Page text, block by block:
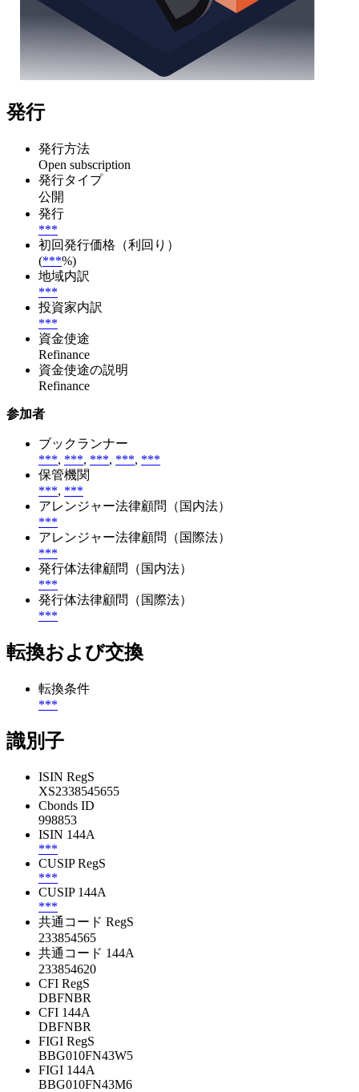
発行
発行方法
Open subscription
発行タイプ
公開
発行
***
初回発行価格（利回り）
(***%)
地域内訳
***
投資家内訳
***
資金使途
Refinance
資金使途の説明
Refinance
参加者
ブックランナー
***, ***, ***, ***, ***
保管機関
***, ***
アレンジャー法律顧問（国内法）
***
アレンジャー法律顧問（国際法）
***
発行体法律顧問（国内法）
***
発行体法律顧問（国際法）
***
転換および交換
転換条件
***
識別子
ISIN RegS
XS2338545655
Cbonds ID
998853
ISIN 144A
***
CUSIP RegS
***
CUSIP 144A
***
共通コード RegS
233854565
共通コード 144A
233854620
CFI RegS
DBFNBR
CFI 144A
DBFNBR
FIGI RegS
BBG010FN43W5
FIGI 144A
BBG010FN43M6